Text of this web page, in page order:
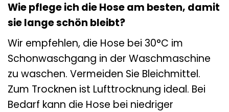
Wie pflege ich die Hose am besten, damit
sie lange schön bleibt?
Wir empfehlen, die Hose bei 30°C im
Schonwaschgang in der Waschmaschine
zu waschen. Vermeiden Sie Bleichmittel.
Zum Trocknen ist Lufttrocknung ideal. Bei
Bedarf kann die Hose bei niedriger